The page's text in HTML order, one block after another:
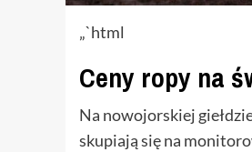
„`html
Ceny ropy na
Na nowojorskiej
skupiają się na